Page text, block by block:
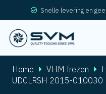
Snelle levering en
Home VHM frezen
UDCLRSH 2015-010030